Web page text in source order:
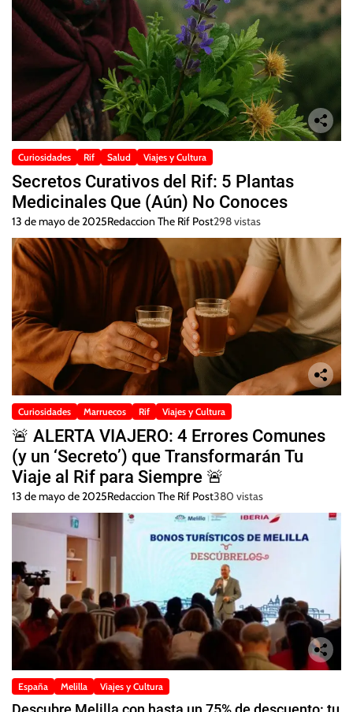
Curiosidades Rif Salud Viajes y Cultura
Secretos Curativos del Rif: 5 Plantas
Medicinales Que (Aún) No Conoces
13 de mayo de 2025Redaccion The Rif Post298 vistas
Curiosidades Marruecos Rif Viajes y Cultura
🚨 ALERTA VIAJERO: 4 Errores Comunes
(y un ‘Secreto’) que Transformarán Tu
Viaje al Rif para Siempre 🚨
13 de mayo de 2025Redaccion The Rif Post380 vistas
España Melilla Viajes y Cultura